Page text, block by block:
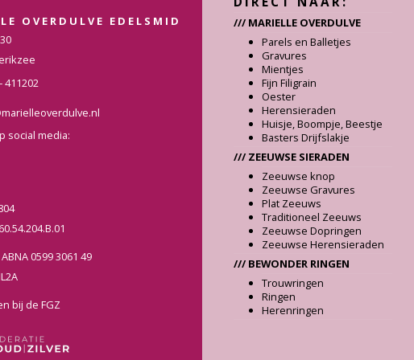
OVERDULVE EDELSMID
411202
social media:
0599 3061 49
bij de FGZ
/// MARIELLE OVERDULVE
Parels en Balletjes
Gravures
Mientjes
Fijn Filigrain
Oester
Herensieraden
Huisje, Boompje, Beestje
Basters Drijfslakje
/// ZEEUWSE SIERADEN
Zeeuwse knop
Zeeuwse Gravures
Plat Zeeuws
Traditioneel Zeeuws
Zeeuwse Dopringen
Zeeuwse Herensieraden
/// BEWONDER RINGEN
Trouwringen
Ringen
Herenringen